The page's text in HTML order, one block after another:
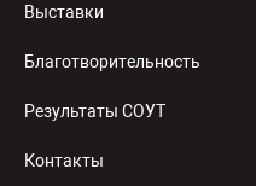
Выставки
Благотворительность
Результаты СОУТ
Контакты